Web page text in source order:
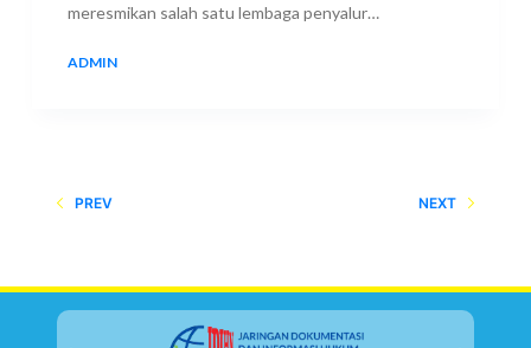
meresmikan salah satu lembaga penyalur…
ADMIN
PREV NEXT